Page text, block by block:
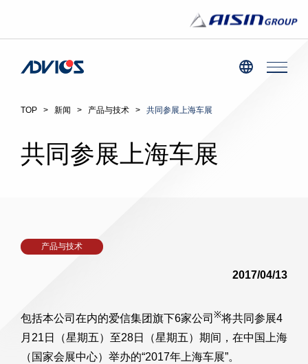
TOP > 新闻 > 产品与技术 > 共同参展上海车展
共同参展上海车展
产品与技术
2017/04/13
包括本公司在内的爱信集团旗下6家公司 ※将共同参展4
月21日（星期五）至28日（星期五）期间，在中国上海
（国家会展中心）举办的“2017年上海车展”。